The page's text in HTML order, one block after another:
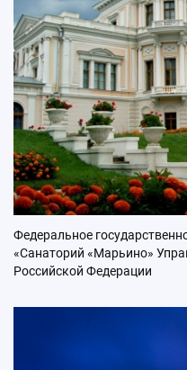
Федеральное
«Санаторий «Марьино»
Российской Федерации